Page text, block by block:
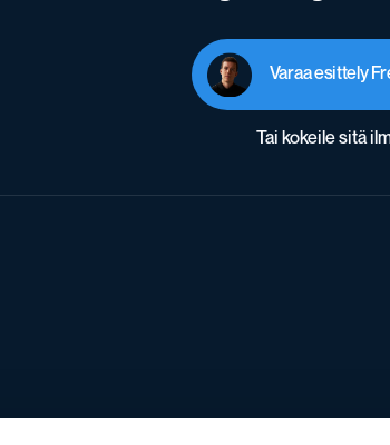
Varaa esittely
Tai kokeile sitä